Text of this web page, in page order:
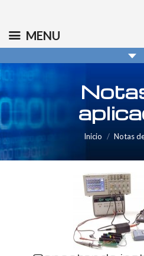
You are here: Inicio Notas
MENU